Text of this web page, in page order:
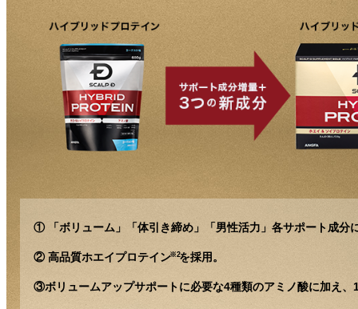
① 「ボリューム」「体引き締め」「男性活力」各サポート成分
② 高品質ホエイプロテイン※2を採用。
③ボリュームアップサポートに必要な4種類のアミノ酸に加え、